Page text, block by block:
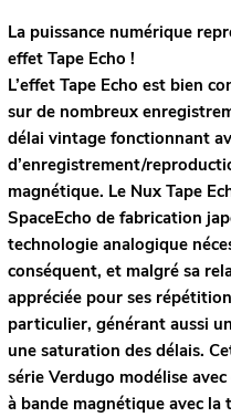
La puissance numérique
effet Tape Echo !
L’effet Tape Echo est bien
sur de nombreux
délai vintage fonctionnant
d’enregistrement/
magnétique. Le Nux Tape
SpaceEcho de fabrication
technologie analogique
conséquent, et malgré sa
appréciée pour ses
particulier, générant aussi
une saturation des délais.
série Verdugo modélise
à bande magnétique avec